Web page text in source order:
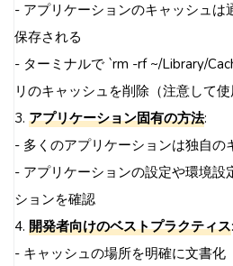
- アプリケーションのキャッシュは
保存される
- ターミナルで `rm -rf ~/Library/
リのキャッシュを削除（注意して使
3. アプリケーション固有の方法:
- 多くのアプリケーションは独自の
- アプリケーションの設定や環境設
ションを確認
4. 開発者向けのベストプラクティス:
- キャッシュの場所を明確に文書化